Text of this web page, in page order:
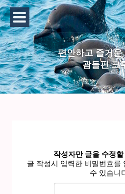
편안하고 즐거운
괌돌핀 크
작성자만 글을 수정
글 작성시 입력한 비밀번호를
수 있습니